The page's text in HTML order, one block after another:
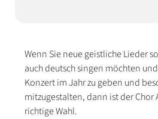
Wenn Sie neue geistliche Lieder
auch deutsch singen möchten
Konzert im Jahr zu geben und
mitzugestalten, dann ist der Chor
richtige Wahl.